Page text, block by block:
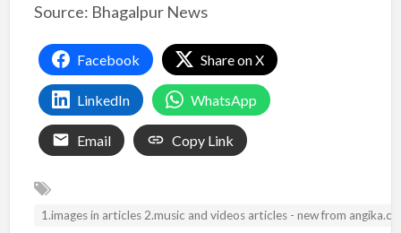
Source: Bhagalpur News
Facebook Share on X
LinkedIn WhatsApp
Email Copy Link
1.images in articles 2.music and videos articles - new from